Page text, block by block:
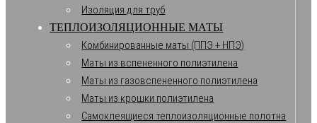
Изоляция для труб
ТЕПЛОИЗОЛЯЦИОННЫЕ МАТЫ
Комбинированные маты (ППЭ + НПЭ)
Маты из вспененного полиэтилена
Маты из газовспененного полиэтилена
Маты из крошки полиэтилена
Самоклеящиеся теплоизоляционные полотна